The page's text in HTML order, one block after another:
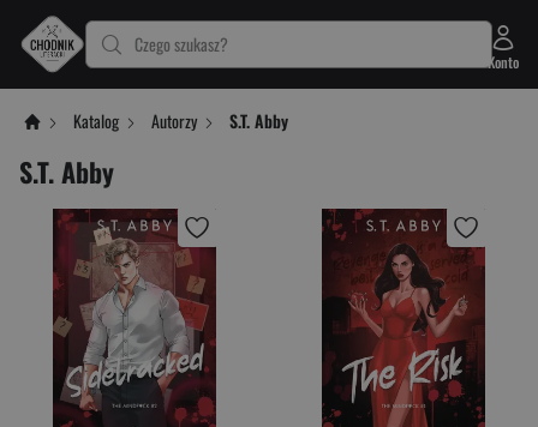
Czego szukasz?
Konto
Katalog Autorzy S.T. Abby
S.T. Abby